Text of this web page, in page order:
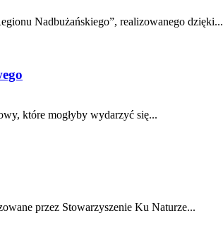
Nadbużańskiego”, realizowanego dzięki...
które mogłyby wydarzyć się...
przez Stowarzyszenie Ku Naturze...